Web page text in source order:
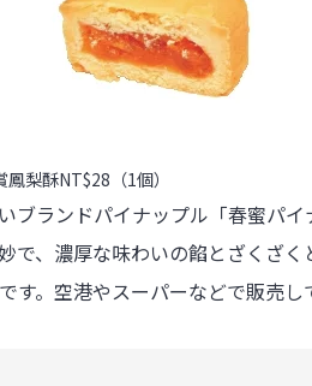
梨酥NT$28（1個）
ブランドパイナップル「春蜜パ
で、濃厚な味わいの餡とざくざ
す。空港やスーパーなどで販売